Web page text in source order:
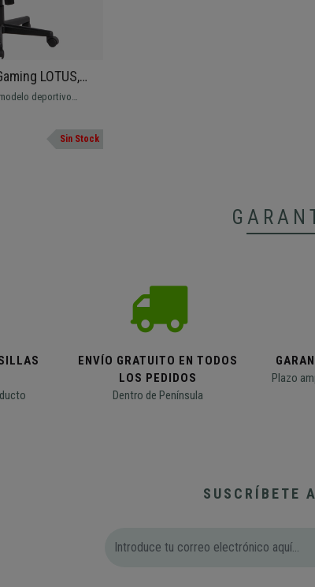
LOTUS,
en piel y
verde
deportivo
Diseño exclusivo
de Carrerras.
de Fórmula 1.Sin Stock
ENVÍO GRATUITO EN TODOS
LOS PEDIDOS
Dentro de Península
Plazo
SUSCRÍBETE